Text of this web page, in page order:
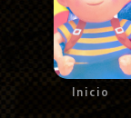
Inicio